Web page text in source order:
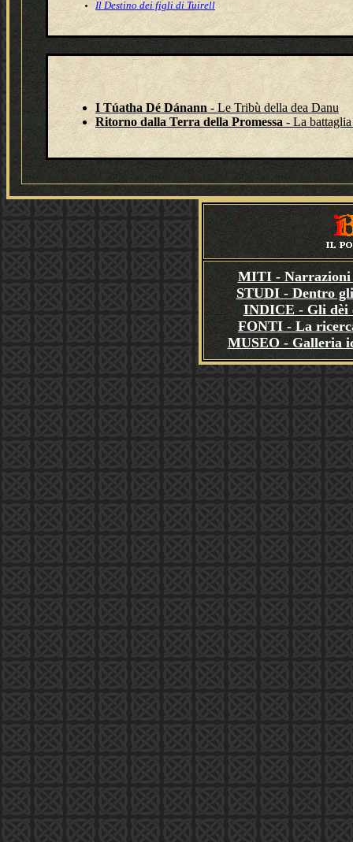
Il Destino dei figli di Tuirell
I Túatha Dé Dánann - Le Tribù della dea Danu
Ritorno dalla Terra della Promessa - La
MITI - Narrazioni
STUDI - Dentro
INDICE - Gli dèi
FONTI - La
MUSEO - Galleria